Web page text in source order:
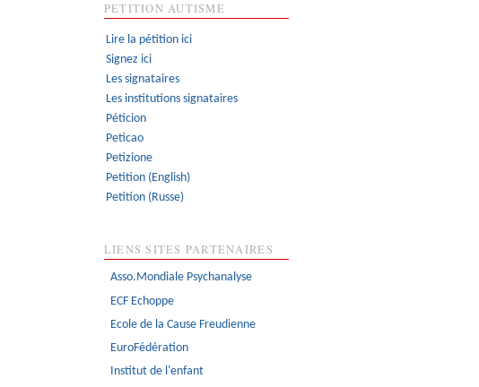
PETITION AUTISME
Lire la pétition ici
Signez ici
Les signataires
Les institutions signataires
Péticion
Peticao
Petizione
Petition (English)
Petition (Russe)
LIENS SITES PARTENAIRES
Asso.Mondiale Psychanalyse
ECF Echoppe
Ecole de la Cause Freudienne
EuroFédération
Institut de l'enfant